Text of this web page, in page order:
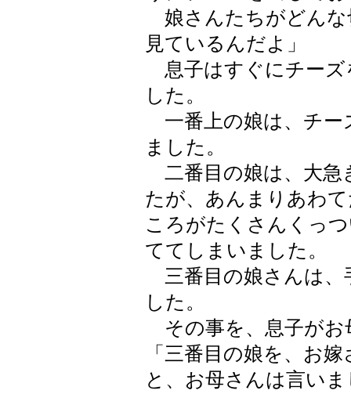
娘さんたちがどんな
見ているんだよ」
息子はすぐにチーズ
した。
一番上の娘は、チー
ました。
二番目の娘は、大急
たが、あんまりあわ
ころがたくさんくっ
ててしまいました。
三番目の娘さんは、
した。
その事を、息子がお
「三番目の娘を、お
と、お母さんは言い